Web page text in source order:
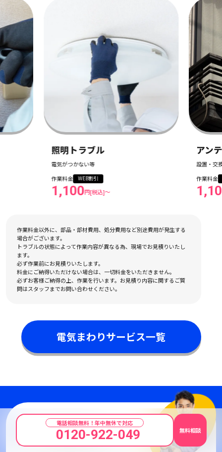
1,100
作業料金以外に、部品・部材費用、処分費用など別途費用が発生する
場合がございます。
トラブルの状態によって作業内容が異なる為、現場でお見積りいたし
ます。
必ず作業前にお見積りいたします。
料金にご納得いただけない場合は、一切料金をいただきません。
必ずお客様ご納得の上、作業を行います。お見積り内容に関するご質
問はスタッフまでお問い合わせください。
電気まわりサービス一覧
少しでも不調を感じたら
いつでもお気軽にご相談ください
電話相談無料！年中無休で対応
0120-922-049 無料相談